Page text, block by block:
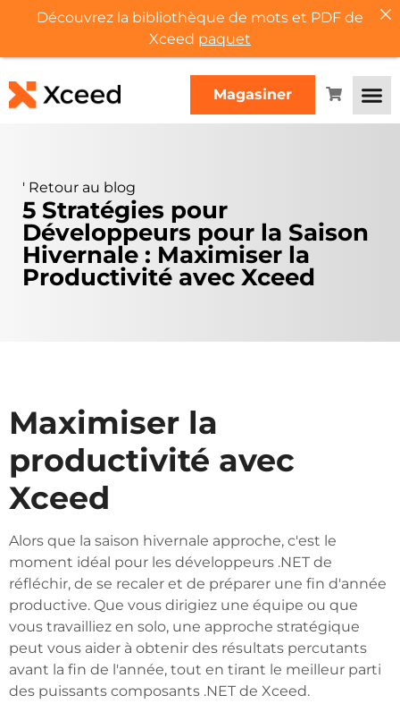
Magasiner
' Retour au blog
5 Stratégies pour
Développeurs pour la Saison
Hivernale : Maximiser la
Productivité avec Xceed
Maximiser la
productivité avec
Xceed
Alors que la saison hivernale approche, c'est le
moment idéal pour les développeurs .NET de
réfléchir, de se recaler et de préparer une fin d'année
productive. Que vous dirigiez une équipe ou que
vous travailliez en solo, une approche stratégique
peut vous aider à obtenir des résultats percutants
avant la fin de l'année, tout en tirant le meilleur parti
des puissants composants .NET de Xceed.
Découvrez la bibliothèque de mots et PDF de
Xceed paquet